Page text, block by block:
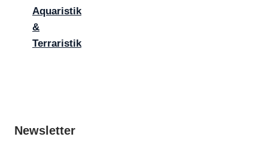
Aquaristik
&
Terraristik
Newsletter